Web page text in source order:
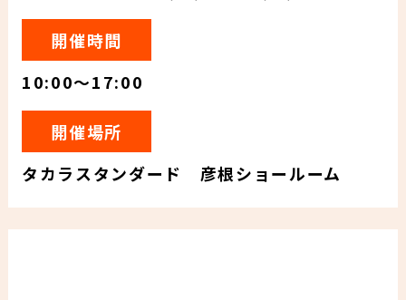
開催時間
10:00～17:00
開催場所
タカラスタンダード 彦根ショールーム